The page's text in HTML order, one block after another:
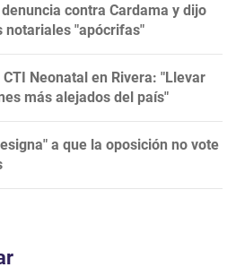
contra Cardama y dijo
notariales "apócrifas"
Neonatal en Rivera: "Llevar
más alejados del país"
a que la oposición no vote